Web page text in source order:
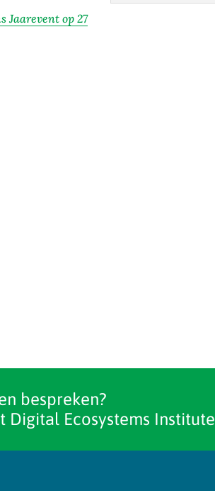
Jaarevent op 27
bespreken?
Digital Ecosystems Institute